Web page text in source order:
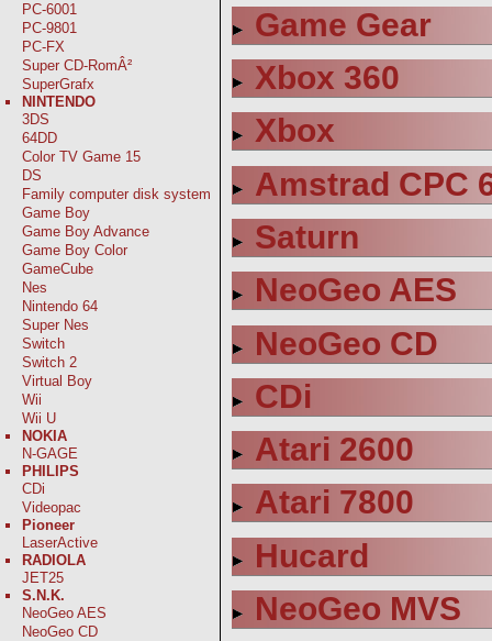
PC-6001
PC-9801
PC-FX
Super CD-RomÂ²
SuperGrafx
NINTENDO
3DS
64DD
Color TV Game 15
DS
Family computer disk system
Game Boy
Game Boy Advance
Game Boy Color
GameCube
Nes
Nintendo 64
Super Nes
Switch
Switch 2
Virtual Boy
Wii
Wii U
NOKIA
N-GAGE
PHILIPS
CDi
Videopac
Pioneer
LaserActive
RADIOLA
JET25
S.N.K.
NeoGeo AES
NeoGeo CD
Game Gear
Xbox 360
Xbox
Amstrad CPC
Saturn
NeoGeo AES
NeoGeo CD
CDi
Atari 2600
Atari 7800
Hucard
NeoGeo MVS